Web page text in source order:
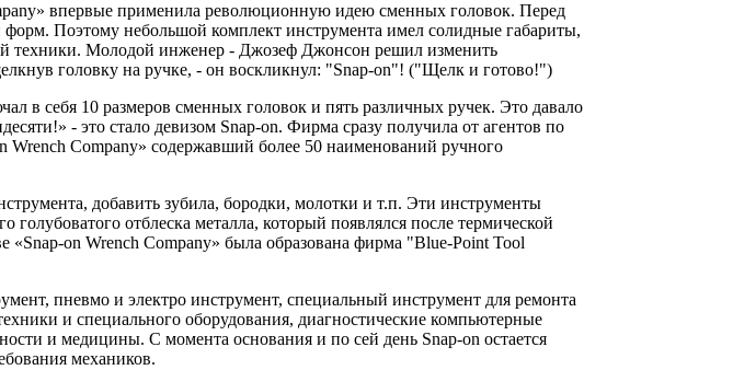
впервые применила революционную идею сменных головок. Перед
форм. Поэтому небольшой комплект инструмента имел солидные габариты,
техники. Молодой инженер - Джозеф Джонсон решил изменить
головку на ручке, - он воскликнул: "Snap-on"! ("Щелк и готово!")
в себя 10 размеров сменных головок и пять различных ручек. Это давало
- это стало девизом Snap-on. Фирма сразу получила от агентов по
Company» содержавший более 50 наименований ручного
добавить зубила, бородки, молотки и т.п. Эти инструменты
отблеска металла, который появлялся после термической
«Snap-on Wrench Company» была образована фирма "Blue-Point Tool
пневмо и электро инструмент, специальный инструмент для ремонта
и специального оборудования, диагностические компьютерные
и медицины. С момента основания и по сей день Snap-on остается
механиков.